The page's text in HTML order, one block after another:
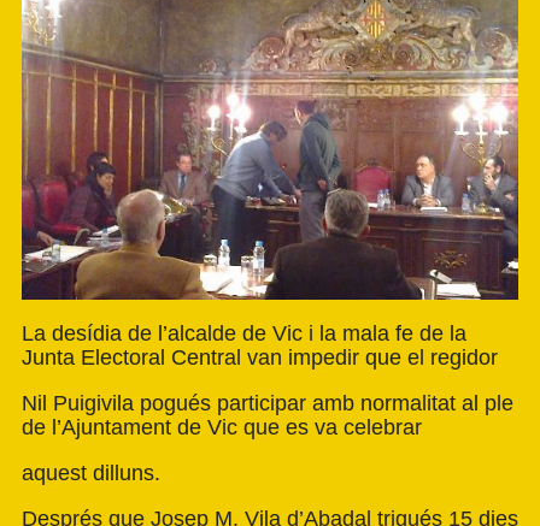
La desídia de l’alcalde de Vic i la mala fe de la
Junta Electoral Central van impedir que el regidor
Nil Puigivila pogués participar amb normalitat al ple
de l’Ajuntament de Vic que es va celebrar
aquest dilluns.
Després que Josep M. Vila d’Abadal trigués 15 dies